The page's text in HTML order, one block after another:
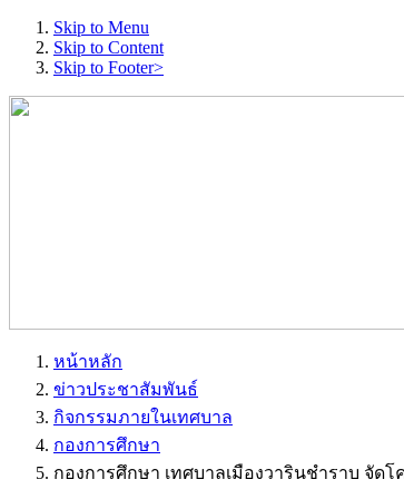
Skip to Menu
Skip to Content
Skip to Footer>
หน้าหลัก
ข่าวประชาสัมพันธ์
กิจกรรมภายในเทศบาล
กองการศึกษา
กองการศึกษา เทศบาลเมืองวารินชำราบ จัดโ